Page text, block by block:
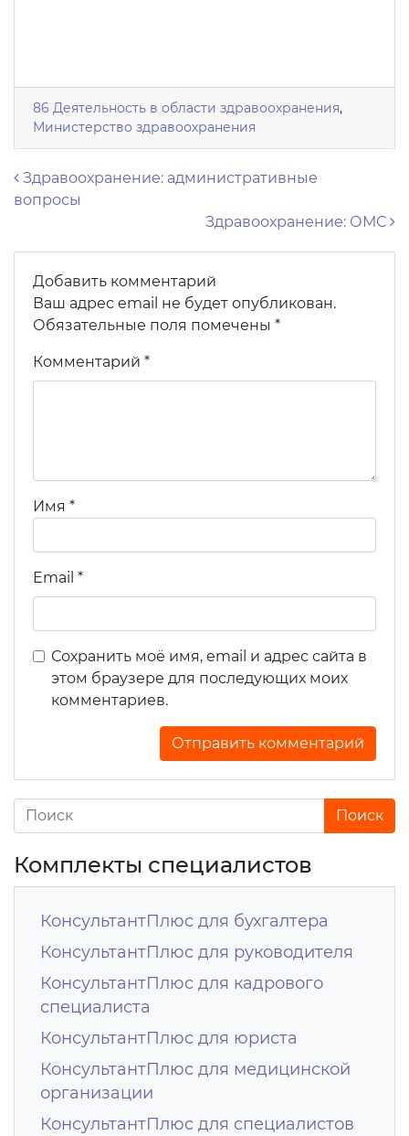
86 Деятельность в области здравоохранения,
Министерство здравоохранения
Навигация по записям
Здравоохранение: административные
вопросы
Здравоохранение: ОМС
Добавить комментарий
Ваш адрес email не будет опубликован.
Обязательные поля помечены *
Комментарий *
Имя *
Email *
Сохранить моё имя, email и адрес сайта в
этом браузере для последующих моих
комментариев.
Комплекты специалистов
КонсультантПлюс для бухгалтера
КонсультантПлюс для руководителя
КонсультантПлюс для кадрового
специалиста
КонсультантПлюс для юриста
КонсультантПлюс для медицинской
организации
КонсультантПлюс для специалистов